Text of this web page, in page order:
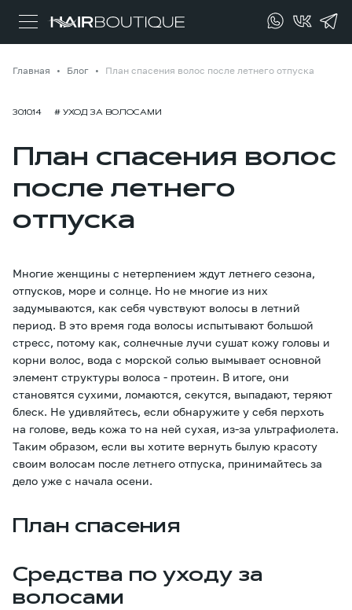
Главная Блог План спасения волос после летнего отпуска
30.10.14 # УХОД ЗА ВОЛОСАМИ
План спасения волос
после летнего
отпуска
Многие женщины с нетерпением ждут летнего сезона,
отпусков, море и солнце. Но не многие из них
задумываются, как себя чувствуют волосы в летний
период. В это время года волосы испытывают большой
стресс, потому как, солнечные лучи сушат кожу головы и
корни волос, вода с морской солью вымывает основной
элемент структуры волоса - протеин. В итоге, они
становятся сухими, ломаются, секутся, выпадают, теряют
блеск. Не удивляйтесь, если обнаружите у себя перхоть
на голове, ведь кожа то на ней сухая, из-за ультрафиолета.
Таким образом, если вы хотите вернуть былую красоту
своим волосам после летнего отпуска, принимайтесь за
дело уже с начала осени.
План спасения
Средства по уходу за
волосами